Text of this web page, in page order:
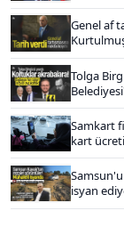
Genel af
Tolga
Samkart
kart
isyan